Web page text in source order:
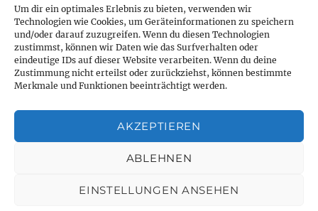
Um dir ein optimales Erlebnis zu bieten, verwenden wir
Technologien wie Cookies, um Geräteinformationen zu speichern
und/oder darauf zuzugreifen. Wenn du diesen Technologien
zustimmst, können wir Daten wie das Surfverhalten oder
eindeutige IDs auf dieser Website verarbeiten. Wenn du deine
Zustimmung nicht erteilst oder zurückziehst, können bestimmte
Merkmale und Funktionen beeinträchtigt werden.
AKZEPTIEREN
ABLEHNEN
EINSTELLUNGEN ANSEHEN
Anger-Crottendorfer Anzeiger
Termine
öffnen
Initiativen